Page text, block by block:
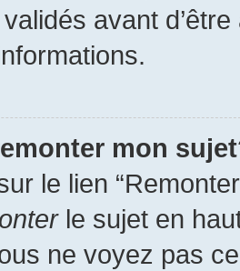
avant
mon
le lien
le sujet en
ne voyez pas